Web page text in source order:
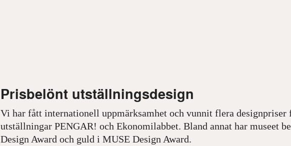
Prisbelönt utställningsdesign
Vi har fått internationell uppmärksamhet och vunnit flera designpriser
utställningar PENGAR! och Ekonomilabbet. Bland annat har museet
Design Award och guld i MUSE Design Award.